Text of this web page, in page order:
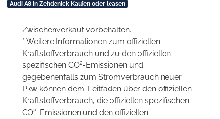
Audi A8 in Zehdenick Kaufen oder leasen
Zwischenverkauf vorbehalten.
* Weitere Informationen zum offiziellen
Kraftstoffverbrauch und zu den offiziellen
spezifischen CO2-Emissionen und
gegebenenfalls zum Stromverbrauch neuer
Pkw können dem 'Leitfaden über den offiziellen
Kraftstoffverbrauch, die offiziellen spezifischen
CO2-Emissionen und den offiziellen